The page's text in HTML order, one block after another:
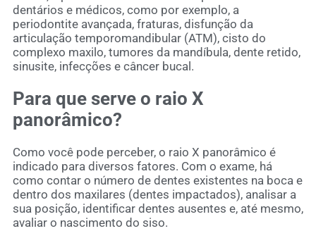
dentários e médicos, como por exemplo, a
periodontite avançada, fraturas, disfunção da
articulação temporomandibular (ATM), cisto do
complexo maxilo, tumores da mandíbula, dente retido,
sinusite, infecções e câncer bucal.
Para que serve o raio X
panorâmico?
Como você pode perceber, o raio X panorâmico é
indicado para diversos fatores. Com o exame, há
como contar o número de dentes existentes na boca e
dentro dos maxilares (dentes impactados), analisar a
sua posição, identificar dentes ausentes e, até mesmo,
avaliar o nascimento do siso.